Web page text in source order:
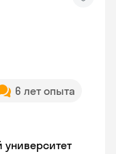
6 лет опыта